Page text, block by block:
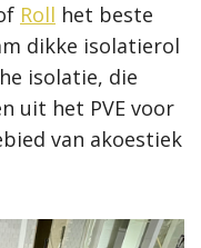
Roll het beste
dikke isolatierol
isolatie, die
uit het PVE voor
van akoestiek